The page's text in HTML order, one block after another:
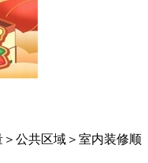
公共区域＞室内装修顺